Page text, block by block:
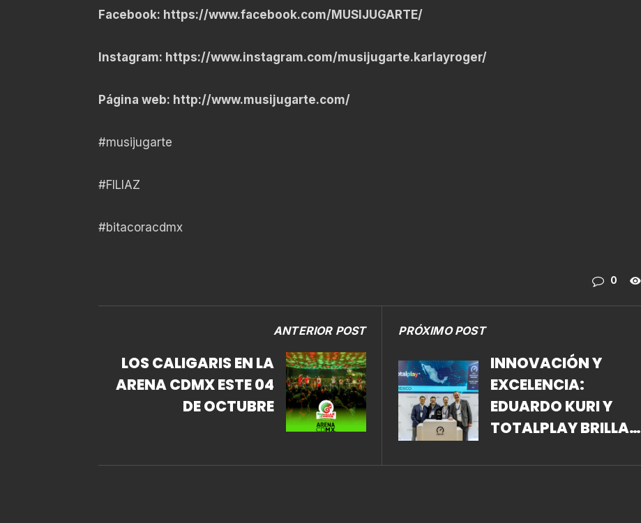
Facebook: https://www.facebook.com/MUSIJUGARTE/
Instagram: https://www.instagram.com/musijugarte.karlayroger/
Página web: http://www.musijugarte.com/
#musijugarte
#FILIAZ
#bitacoracdmx
0
ANTERIOR POST
LOS CALIGARIS EN LA
ARENA CDMX ESTE 04
DE OCTUBRE
PRÓXIMO POST
INNOVACIÓN Y
EXCELENCIA:
EDUARDO KURI Y
TOTALPLAY BRILLAN
CONGRESS (MWC)